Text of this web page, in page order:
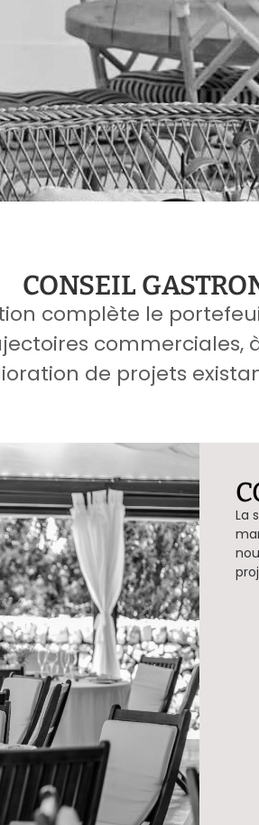
CONSEIL
complète le
de projets
La